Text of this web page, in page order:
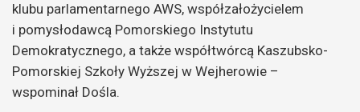
klubu parlamentarnego AWS, współzałożycielem
i pomysłodawcą Pomorskiego Instytutu
Demokratycznego, a także współtwórcą Kaszubsko-
Pomorskiej Szkoły Wyższej w Wejherowie –
wspominał Dośla.